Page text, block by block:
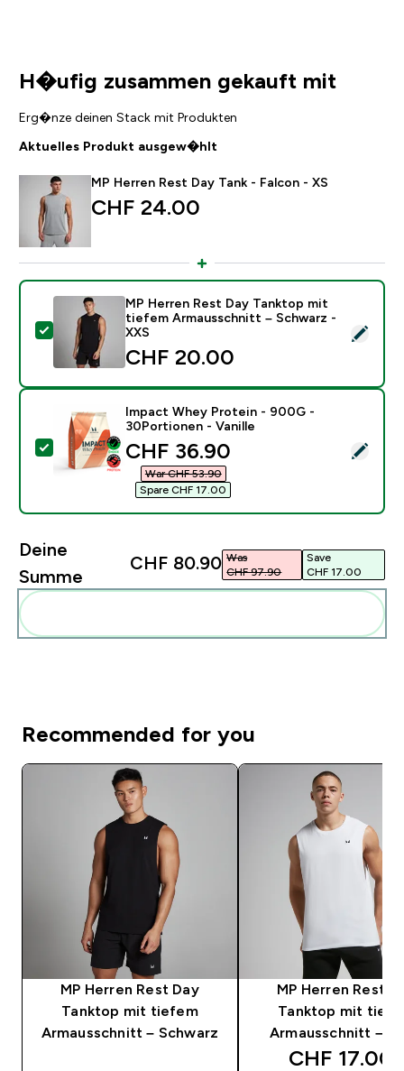
H�ufig zusammen gekauft mit
Erg�nze deinen Stack mit Produkten
Aktuelles Produkt ausgew�hlt
MP Herren Rest Day Tank - Falcon - XS
CHF 24.00‎
Dieses Produkt ausw�hlen - MP Herren Rest Day
MP Herren Rest Day Tanktop mit
tiefem Armausschnitt – Schwarz -
XXS
CHF 20.00‎
Dieses Produkt ausw�hlen - Impact Whey Protein -
Impact Whey Protein - 900G -
30Portionen - Vanille
discounted price
CHF 36.90‎
War CHF 53.90‎
Spare CHF 17.00‎
Deine
Summe
CHF 80.90‎ Was
CHF 97.90‎
Save
CHF 17.00‎
Recommended for you
MP Herren Rest Day
Tanktop mit tiefem
Armausschnitt – Schwarz
MP Herren Rest
Tanktop mit
Armausschnitt –
discounted
CHF 17.00‎